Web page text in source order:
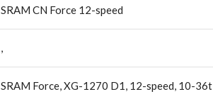
SRAM CN Force 12-speed
,
SRAM Force, XG-1270 D1, 12-speed, 10-36t